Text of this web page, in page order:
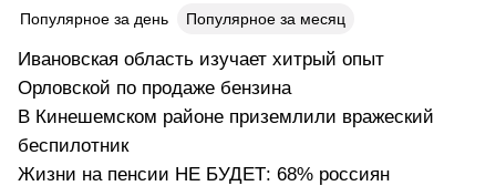
Популярное за день Популярное за месяц
Ивановская область изучает хитрый опыт
Орловской по продаже бензина
В Кинешемском районе приземлили вражеский
беспилотник
Жизни на пенсии НЕ БУДЕТ: 68% россиян